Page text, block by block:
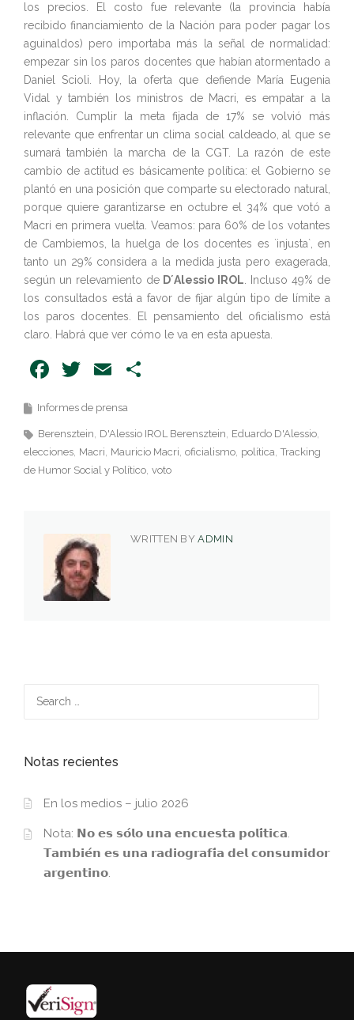
los precios. El costo fue relevante (la provincia había
recibido financiamiento de la Nación para poder pagar los
aguinaldos) pero importaba más la señal de normalidad:
empezar sin los paros docentes que habían atormentado a
Daniel Scioli. Hoy, la oferta que defiende María Eugenia
Vidal y también los ministros de Macri, es empatar a la
inflación. Cumplir la meta fijada de 17% se volvió más
relevante que enfrentar un clima social caldeado, al que se
sumará también la marcha de la CGT. La razón de este
cambio de actitud es básicamente política: el Gobierno se
plantó en una posición que comparte su electorado natural,
porque quiere garantizarse en octubre el 34% que votó a
Macri en primera vuelta. Veamos: para 60% de los votantes
de Cambiemos, la huelga de los docentes es `injusta`, en
tanto un 29% considera a la medida justa pero exagerada,
según un relevamiento de D´Alessio IROL. Incluso 49% de
los consultados está a favor de fijar algún tipo de límite a
los paros docentes. El pensamiento del oficialismo está
claro. Habrá que ver cómo le va en esta apuesta.
Facebook
Twitter
Email
Informes de prensa
Berensztein D'Alessio IROL Berensztein Eduardo D'Alessio
elecciones Macri Mauricio Macri oficialismo política Tracking
de Humor Social y Político voto
WRITTEN BYADMIN
Notas recientes
En los medios – julio 2026
Nota: 𝗡𝗼 𝗲𝘀 𝘀𝗼́𝗹𝗼 𝘂𝗻𝗮 𝗲𝗻𝗰𝘂𝗲𝘀𝘁𝗮 𝗽𝗼𝗹𝗶́𝘁𝗶𝗰𝗮.
𝗧𝗮𝗺𝗯𝗶𝗲́𝗻 𝗲𝘀 𝘂𝗻𝗮 𝗿𝗮𝗱𝗶𝗼𝗴𝗿𝗮𝗳𝗶́𝗮 𝗱𝗲𝗹 𝗰𝗼𝗻𝘀𝘂𝗺𝗶𝗱𝗼𝗿
𝗮𝗿𝗴𝗲𝗻𝘁𝗶𝗻𝗼.